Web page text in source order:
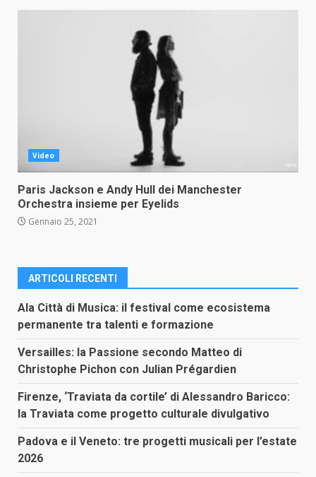
Video
Paris Jackson e Andy Hull dei Manchester
Orchestra insieme per Eyelids
Gennaio 25, 2021
ARTICOLI RECENTI
Ala Città di Musica: il festival come ecosistema
permanente tra talenti e formazione
Versailles: la Passione secondo Matteo di
Christophe Pichon con Julian Prégardien
Firenze, ‘Traviata da cortile’ di Alessandro Baricco:
la Traviata come progetto culturale divulgativo
Padova e il Veneto: tre progetti musicali per l’estate
2026